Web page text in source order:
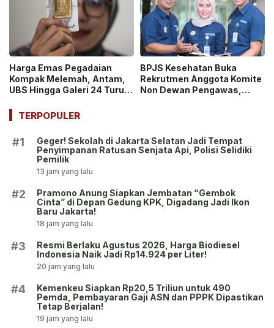
Harga Emas Pegadaian
Kompak Melemah, Antam,
UBS Hingga Galeri 24 Turun
BPJS Kesehatan Buka
Rekrutmen Anggota Komite
Non Dewan Pengawas,
TERPOPULER
#1
Geger! Sekolah di Jakarta Selatan Jadi Tempat
Penyimpanan Ratusan Senjata Api, Polisi Selidiki
Pemilik
13 jam yang lalu
#2
Pramono Anung Siapkan Jembatan “Gembok
Cinta” di Depan Gedung KPK, Digadang Jadi Ikon
Baru Jakarta!
18 jam yang lalu
#3
Resmi Berlaku Agustus 2026, Harga Biodiesel
Indonesia Naik Jadi Rp14.924 per Liter!
20 jam yang lalu
#4
Kemenkeu Siapkan Rp20,5 Triliun untuk 490
Pemda, Pembayaran Gaji ASN dan PPPK Dipastikan
Tetap Berjalan!
19 jam yang lalu